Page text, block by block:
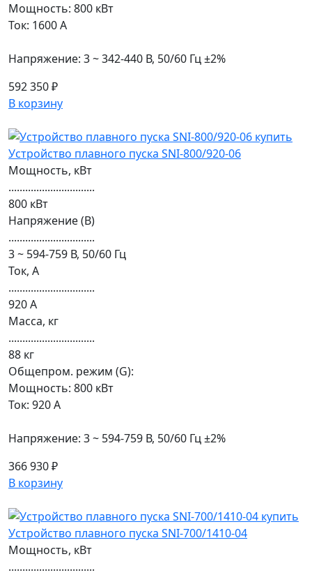
Мощность: 800 кВт
Ток: 1600 А
Напряжение: 3 ~ 342-440 В, 50/60 Гц ±2%
592 350 ₽
В корзину
Устройство плавного пуска SNI-800/920-06
Мощность, кВт
...............................
800 кВт
Напряжение (В)
...............................
3 ~ 594-759 В, 50/60 Гц
Ток, А
...............................
920 А
Масса, кг
...............................
88 кг
Общепром. режим (G):
Мощность: 800 кВт
Ток: 920 А
Напряжение: 3 ~ 594-759 В, 50/60 Гц ±2%
366 930 ₽
В корзину
Устройство плавного пуска SNI-700/1410-04
Мощность, кВт
...............................